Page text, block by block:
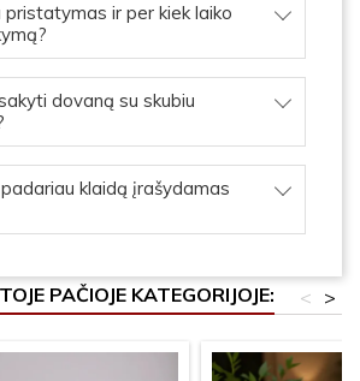
pristatymas ir per kiek laiko
dovaną su skubiu
klaidą įrašydamas
PAČIOJE KATEGORIJOJE: >
<